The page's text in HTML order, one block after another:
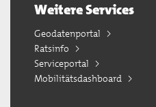
Weitere Services
Geodatenportal
Ratsinfo
Serviceportal
Mobilitätsdashboard